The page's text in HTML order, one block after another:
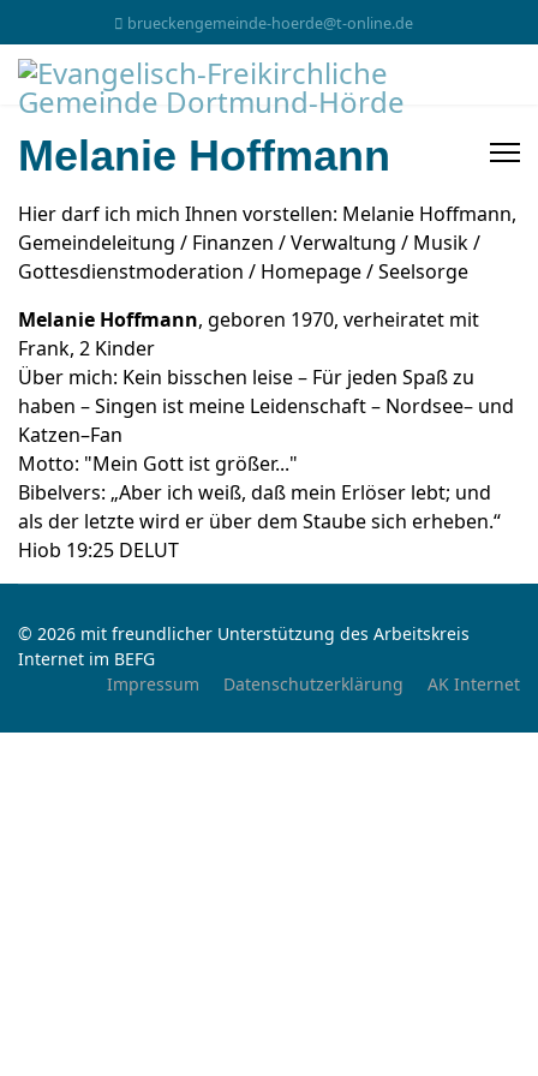
brueckengemeinde-hoerde@t-online.de
Melanie Hoffmann
Hier darf ich mich Ihnen vorstellen: Melanie Hoffmann,
Gemeindeleitung / Finanzen / Verwaltung / Musik /
Gottesdienstmoderation / Homepage / Seelsorge
Melanie Hoffmann, geboren 1970, verheiratet mit
Frank, 2 Kinder
Über mich: Kein bisschen leise – Für jeden Spaß zu
haben – Singen ist meine Leidenschaft – Nordsee– und
Katzen–Fan
Motto: "Mein Gott ist größer..."
Bibelvers: „Aber ich weiß, daß mein Erlöser lebt; und
als der letzte wird er über dem Staube sich erheben.“
‭‭Hiob‬ ‭19‬:‭25‬ ‭DELUT‬‬
© 2026 mit freundlicher Unterstützung des Arbeitskreis
Internet im BEFG
Impressum
Datenschutzerklärung AK Internet